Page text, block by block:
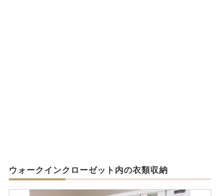
ウォークインクローゼット内の衣類収納